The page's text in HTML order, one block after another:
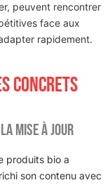
peuvent rencontrer
face aux
rapidement.
CONCRETS
mise à jour
produits bio a
son contenu avec